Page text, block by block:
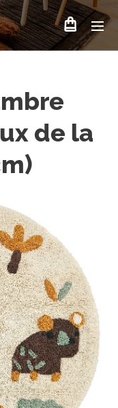
de la